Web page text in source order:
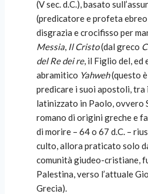
(V sec. d.C.), basato
(predicatore e profeta
disgrazia e crocifisso per
Messia, Il Cristo(dal greco
del Re dei re, il Figlio del, ed
abramitico Yahweh(questo
predicare i suoi apostoli, tra
latinizzato in Paolo, ovvero
romano di origini greche e
di morire – 64 o 67 d.C. –
culto, allora praticato solo
comunità giudeo-cristiane,
Palestina, verso l’attuale
Grecia).